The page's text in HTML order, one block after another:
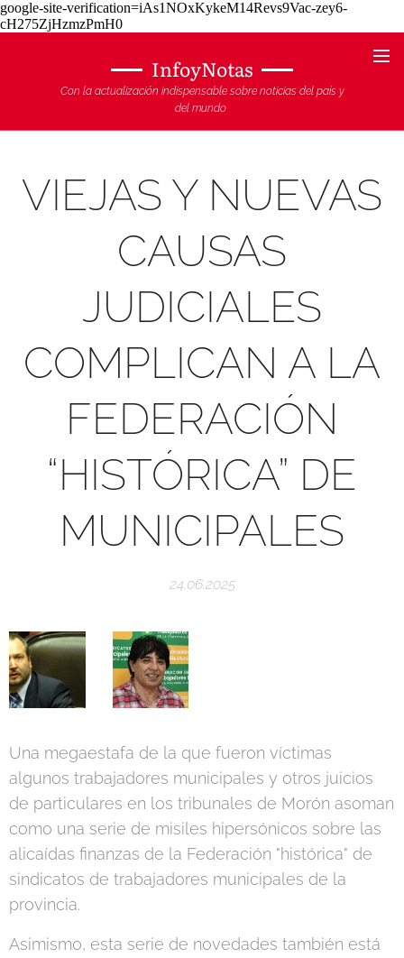
google-site-verification=iAs1NOxKykeM14Revs9Vac-zey6-
cH275ZjHzmzPmH0
InfoyNotas
Con la actualización indispensable sobre noticias del país y
del mundo
VIEJAS Y NUEVAS
CAUSAS
JUDICIALES
COMPLICAN A LA
FEDERACIÓN
“HISTÓRICA” DE
MUNICIPALES
24.06.2025
Una megaestafa de la que fueron víctimas
algunos trabajadores municipales y otros juicios
de particulares en los tribunales de Morón asoman
como una serie de misiles hipersónicos sobre las
alicaídas finanzas de la Federación "histórica" de
sindicatos de trabajadores municipales de la
provincia.
Asimismo, esta serie de novedades también está